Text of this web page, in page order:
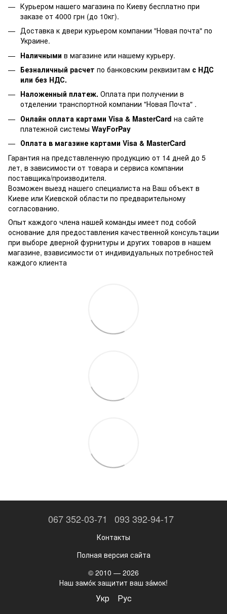
Курьером нашего магазина по Киеву бесплатно при
заказе от 4000 грн (до 10кг).
Доставка к двери курьером компании "Новая почта" по
Украине.
Наличными в магазине или нашему курьеру.
Безналичный расчет по банковским реквизитам с НДС
или без НДС.
Наложенный платеж. Оплата при получении в
отделении транспортной компании "Новая Почта" .
Онлайн оплата картами Visa & MasterCard на сайте
платежной системы WayForPay
Оплата в магазине картами Visa & MasterCard
Гарантия на представленную продукцию от 14 дней до 5
лет, в зависимости от товара и сервиса компании
поставщика/производителя.
Возможен выезд нашего специалиста на Ваш объект в
Киеве или Киевской области по предварительному
согласованию.
Опыт каждого члена нашей команды имеет под собой
основание для предоставления качественной консультации
при выборе дверной фурнитуры и других товаров в нашем
магазине, взависимости от индивидуальных потребностей
каждого клиента
067 352-03-71 093 392-94-17
Контакты
Полная версия сайта
© 2010 — 2026
Наш замо́к защитит ваш за́мок!
Укр Рус